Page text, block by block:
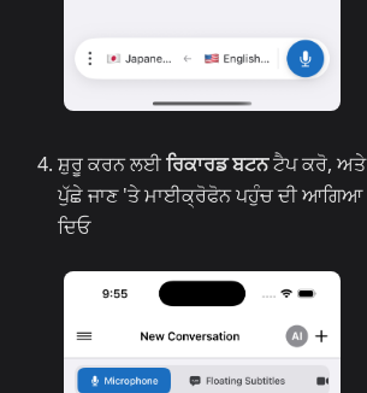
ਸ਼ੁਰੂ ਕਰਨ ਲਈਰਿਕਾਰਡ ਬਟਨਟੈਪ ਕਰੋ, ਅਤੇ
ਪੁੱਛੇ ਜਾਣ 'ਤੇ ਮਾਈਕ੍ਰੋਫੋਨ ਪਹੁੰਚ ਦੀ ਆਗਿਆ
ਦਿਓ